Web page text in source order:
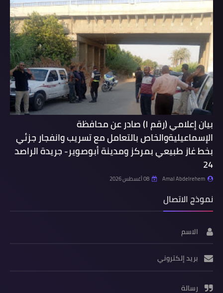
بيان إعلامي (رقم ١) صادر عن محافظة
الإسماعيليةوالخاص بالتعامل مع تسريب وانفجار جزئي
بخط غاز طبيعي بمركز ومدينة أبوصوير- جريدة الراصد
24
Amal Abdelrehem 08 أغسطس 2026
نموذج الاتصال
الاسم
بريد إلكتروني
رسالة